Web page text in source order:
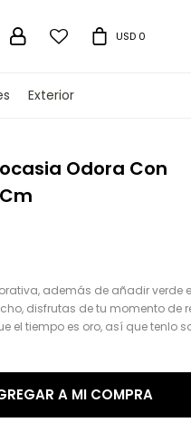
Exterior
 USD 0
Odora Con
además de añadir verde
disfrutas de tu momento de
el tiempo es oro, así que tenlo
A MI COMPRA